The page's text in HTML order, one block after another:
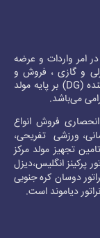
بیش از 10 سال سابقه در امر واردات و عرضه
و گازی ، فروش و
پشتیبانی در تامین و احداث نیروگاه های تولید پراکنده (DG) بر پایه مولد
می‌باشد.
فروش انواع
ورزشی تفریحی،
تجهیز مولد مرکز
پرکینزانگلیس،دیزل
دوسان کره جنوبی
دیاموند است.